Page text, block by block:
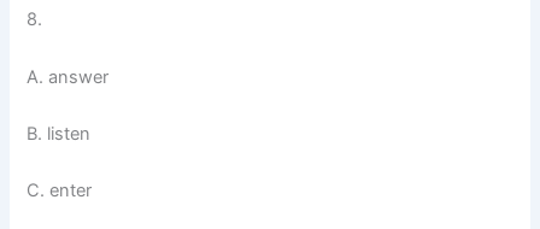
8.
A. answer
B. listen
C. enter